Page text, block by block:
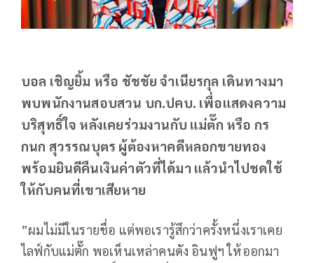
บอล เชิญยิ้ม หรือ ชัชชัย จำเนียรกุล เดินทางมา
พบพนักงานสอบสวน บก.ปคบ. เพื่อแสดงความ
บริสุทธิ์ใจ หลังเคยร่วมงานกับ แม่ตั๊ก หรือ กร
กนก สุวรรณบุตร ผู้ต้องหาคดีหลอกขายทอง
พร้อมยินดีคืนเงินค่าตัวที่ได้มา แล้วนำไปชดใช้
ให้กับคนที่เขาเสียหาย
”ผมไม่มีในรายชื่อ แต่พอเรารู้สึกว่าครั้งหนึ่งเราเคย
ไลฟ์กับแม่ตั๊ก พอเห็นเหล่าคนดัง อินฟูฯ ให้ออกมา